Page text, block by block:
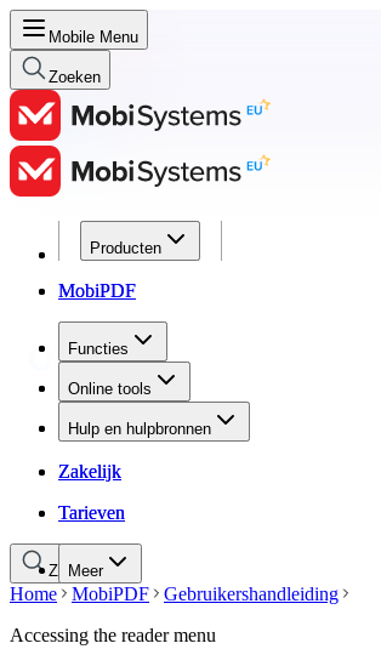
Mobile Menu
Zoeken
Producten
MobiPDF
Functies
Online tools
Hulp en hulpbronnen
Zakelijk
Tarieven
Meer
Producten
MobiPDF
Functies
Online tools
Hulp en hulpbronnen
Zakelijk
Tarieven
Zoeken
Home MobiPDF
Gebruikershandleiding
Accessing the reader menu